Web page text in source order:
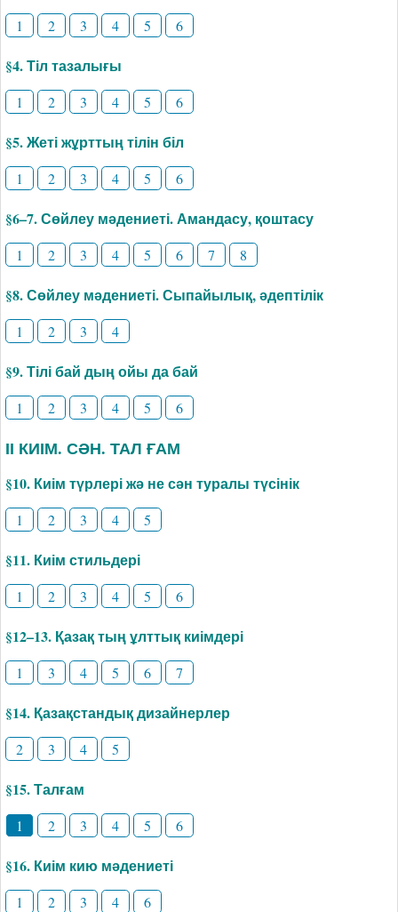
1 2 3 4 5 6
§4. Тіл тазалығы
1 2 3 4 5 6
§5. Жеті жұрттың тілін біл
1 2 3 4 5 6
§6–7. Сөйлеу мәдениеті. Амандасу, қоштасу
1 2 3 4 5 6 7 8
§8. Сөйлеу мәдениеті. Сыпайылық, әдептілік
1 2 3 4
§9. Тілі бай дың ойы да бай
1 2 3 4 5 6
ІІ КИІМ. СӘН. ТАЛ ҒАМ
§10. Киім түрлері жә не сән туралы түсінік
1 2 3 4 5
§11. Киім стильдері
1 2 3 4 5 6
§12–13. Қазақ тың ұлттық киімдері
1 3 4 5 6 7
§14. Қазақстандық дизайнерлер
2 3 4 5
§15. Талғам
1 2 3 4 5 6
§16. Киім кию мәдениеті
1 2 3 4 6